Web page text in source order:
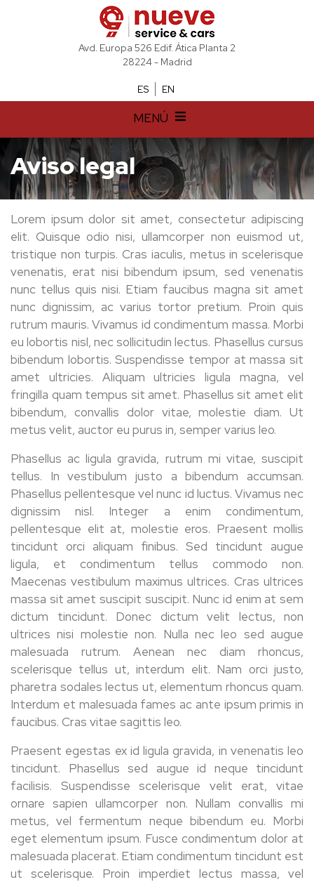
Avd. Europa 526 Edif. Ática Planta 2
28224 - Madrid
ES EN
MENÚ
Aviso legal
Lorem ipsum dolor sit amet, consectetur adipiscing
elit. Quisque odio nisi, ullamcorper non euismod ut,
tristique non turpis. Cras iaculis, metus in scelerisque
venenatis, erat nisi bibendum ipsum, sed venenatis
nunc tellus quis nisi. Etiam faucibus magna sit amet
nunc dignissim, ac varius tortor pretium. Proin quis
rutrum mauris. Vivamus id condimentum massa. Morbi
eu lobortis nisl, nec sollicitudin lectus. Phasellus cursus
bibendum lobortis. Suspendisse tempor at massa sit
amet ultricies. Aliquam ultricies ligula magna, vel
fringilla quam tempus sit amet. Phasellus sit amet elit
bibendum, convallis dolor vitae, molestie diam. Ut
metus velit, auctor eu purus in, semper varius leo.
Phasellus ac ligula gravida, rutrum mi vitae, suscipit
tellus. In vestibulum justo a bibendum accumsan.
Phasellus pellentesque vel nunc id luctus. Vivamus nec
dignissim nisl. Integer a enim condimentum,
pellentesque elit at, molestie eros. Praesent mollis
tincidunt orci aliquam finibus. Sed tincidunt augue
ligula, et condimentum tellus commodo non.
Maecenas vestibulum maximus ultrices. Cras ultrices
massa sit amet suscipit suscipit. Nunc id enim at sem
dictum tincidunt. Donec dictum velit lectus, non
ultrices nisi molestie non. Nulla nec leo sed augue
malesuada rutrum. Aenean nec diam rhoncus,
scelerisque tellus ut, interdum elit. Nam orci justo,
pharetra sodales lectus ut, elementum rhoncus quam.
Interdum et malesuada fames ac ante ipsum primis in
faucibus. Cras vitae sagittis leo.
Praesent egestas ex id ligula gravida, in venenatis leo
tincidunt. Phasellus sed augue id neque tincidunt
facilisis. Suspendisse scelerisque velit erat, vitae
ornare sapien ullamcorper non. Nullam convallis mi
metus, vel fermentum neque bibendum eu. Morbi
eget elementum ipsum. Fusce condimentum dolor at
malesuada placerat. Etiam condimentum tincidunt est
ut scelerisque. Proin imperdiet lectus massa, vel